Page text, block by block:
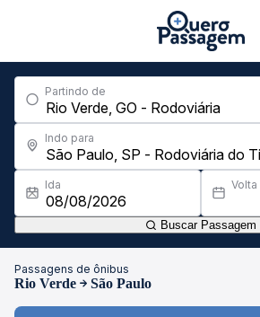
Partindo de
Indo para
Ida
Buscar Passagem
Passagens de ônibus
Rio Verde São Paulo